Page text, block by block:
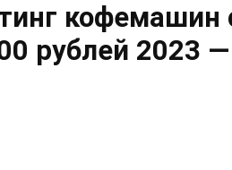
кофемашин
рублей 2023